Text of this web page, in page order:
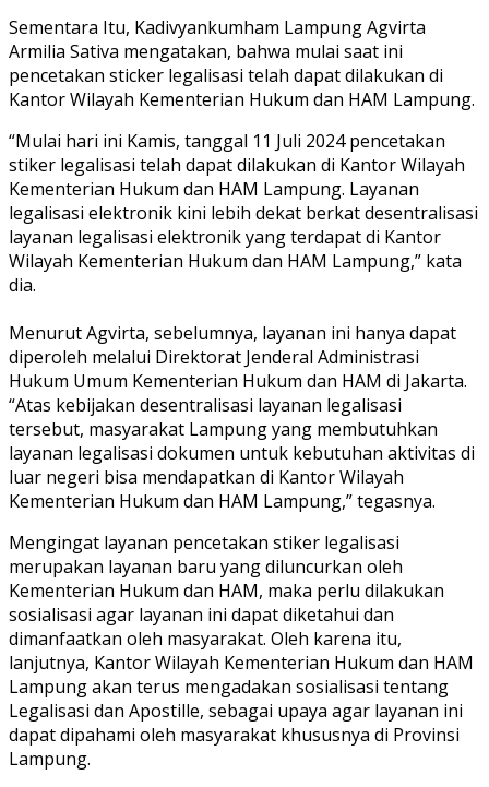
Sementara Itu, Kadivyankumham Lampung Agvirta
Armilia Sativa mengatakan, bahwa mulai saat ini
pencetakan sticker legalisasi telah dapat dilakukan di
Kantor Wilayah Kementerian Hukum dan HAM Lampung.
“Mulai hari ini Kamis, tanggal 11 Juli 2024 pencetakan
stiker legalisasi telah dapat dilakukan di Kantor Wilayah
Kementerian Hukum dan HAM Lampung. Layanan
legalisasi elektronik kini lebih dekat berkat desentralisasi
layanan legalisasi elektronik yang terdapat di Kantor
Wilayah Kementerian Hukum dan HAM Lampung,” kata
dia.
Menurut Agvirta, sebelumnya, layanan ini hanya dapat
diperoleh melalui Direktorat Jenderal Administrasi
Hukum Umum Kementerian Hukum dan HAM di Jakarta.
“Atas kebijakan desentralisasi layanan legalisasi
tersebut, masyarakat Lampung yang membutuhkan
layanan legalisasi dokumen untuk kebutuhan aktivitas di
luar negeri bisa mendapatkan di Kantor Wilayah
Kementerian Hukum dan HAM Lampung,” tegasnya.
Mengingat layanan pencetakan stiker legalisasi
merupakan layanan baru yang diluncurkan oleh
Kementerian Hukum dan HAM, maka perlu dilakukan
sosialisasi agar layanan ini dapat diketahui dan
dimanfaatkan oleh masyarakat. Oleh karena itu,
lanjutnya, Kantor Wilayah Kementerian Hukum dan HAM
Lampung akan terus mengadakan sosialisasi tentang
Legalisasi dan Apostille, sebagai upaya agar layanan ini
dapat dipahami oleh masyarakat khususnya di Provinsi
Lampung.